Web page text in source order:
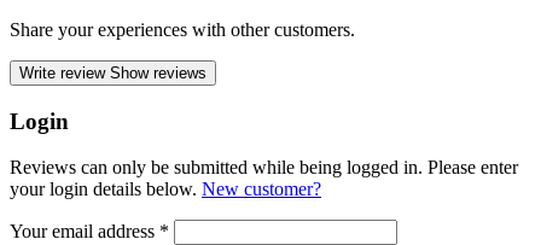
Share your experiences with other customers.
Write review Show reviews
Login
Reviews can only be submitted while being logged in. Please enter
your login details below. New customer?
Your email address *